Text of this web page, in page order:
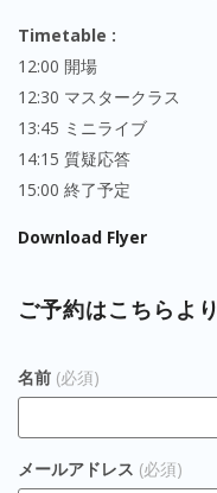
Timetable :
12:00 開場
12:30 マスタークラス
13:45 ミニライブ
14:15 質疑応答
15:00 終了予定
Download Flyer
ご予約はこちらより
名前 (必須)
メールアドレス (必須)